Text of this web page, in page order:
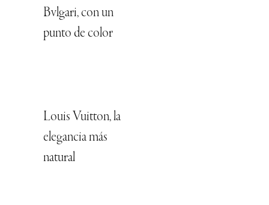
Bvlgari, con un
punto de color
Louis Vuitton, la
elegancia más
natural